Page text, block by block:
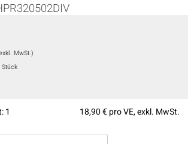
MwSt.)
Stück
1 18,90 €pro VE, exkl. MwSt.